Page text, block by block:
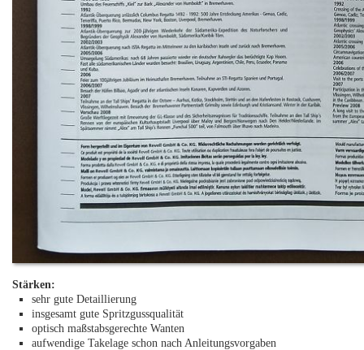
Stärken:
sehr gute Detaillierung
insgesamt gute Spritzgussqualität
optisch maßstabsgerechte Wanten
aufwendige Takelage schon nach Anleitungsvorgaben